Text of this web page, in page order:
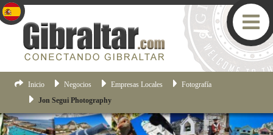
Inicio Negocios Empresas Locales
Fotografía
Jon Segui Photography